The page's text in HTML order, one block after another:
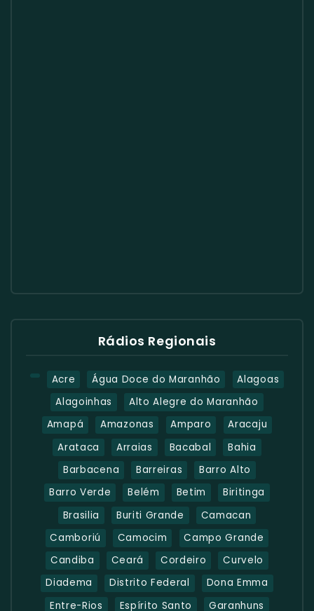
Rádios Regionais
Acre Água Doce do Maranhão
Alagoas
Alagoinhas
Alto Alegre do Maranhão
Amapá
Amazonas Amparo
Aracaju
Arataca
Arraias Bacabal
Bahia
Barbacena
Barreiras
Barro Alto
Barro Verde
Belém Betim
Biritinga
Brasilia
Buriti Grande
Camacan
Camboriú
Camocim
Campo Grande
Candiba
Ceará Cordeiro
Curvelo
Diadema
Distrito Federal
Dona Emma
Entre-Rios
Espírito Santo Garanhuns